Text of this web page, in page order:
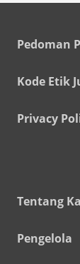
Pedoman
Kode Etik
Privacy
Tentang
Pengelola